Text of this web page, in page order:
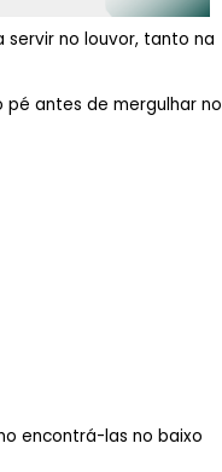
no louvor, tanto na
pé antes de mergulhar no
encontrá-las no baixo